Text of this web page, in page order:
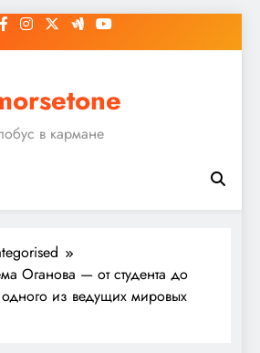
в кармане
Оганова — от студента до
из ведущих мировых